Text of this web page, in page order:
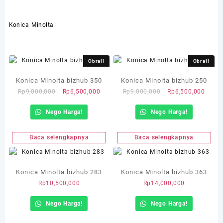
Konica Minolta
Obral!
Konica Minolta bizhub 350
Rp9,000,000
Harga
adalah:
Rp6,500,000
Rp6,500,000.
Nego Harga!
Baca selengkapnya
Obral!
Konica Minolta bizhub 250
Rp9,000,000
Harga
adalah:
Rp6,500,000
Nego Harga!
Baca selengkapnya
Konica Minolta bizhub 283
Rp10,500,000
Nego Harga!
Konica Minolta bizhub 363
Rp14,000,000
Nego Harga!